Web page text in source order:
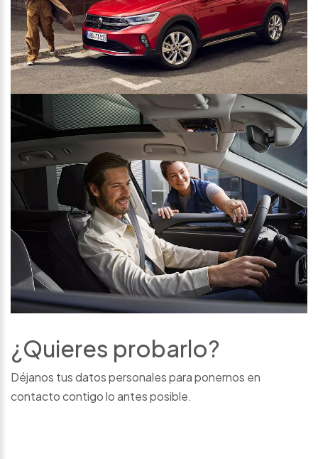
¿Quieres probarlo?
Déjanos tus datos personales para ponernos en
contacto contigo lo antes posible.